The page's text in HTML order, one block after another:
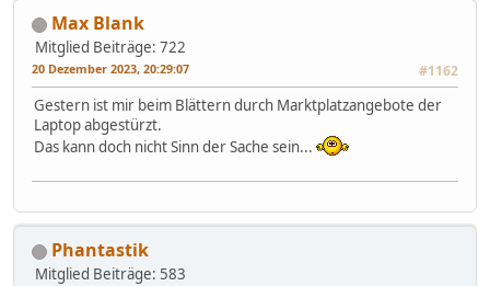
Max Blank
Mitglied Beiträge: 722
20 Dezember 2023, 20:29:07 #1162
Gestern ist mir beim Blättern durch Marktplatzangebote der
Laptop abgestürzt.
Das kann doch nicht Sinn der Sache sein...
Phantastik
Mitglied Beiträge: 583